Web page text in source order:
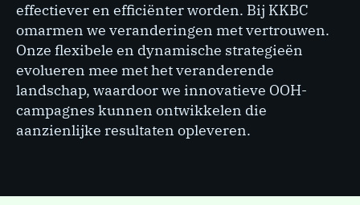
effectiever en efficiënter worden. Bij KKBC
omarmen we veranderingen met vertrouwen.
Onze flexibele en dynamische strategieën
evolueren mee met het veranderende
landschap, waardoor we innovatieve OOH-
campagnes kunnen ontwikkelen die
aanzienlijke resultaten opleveren.